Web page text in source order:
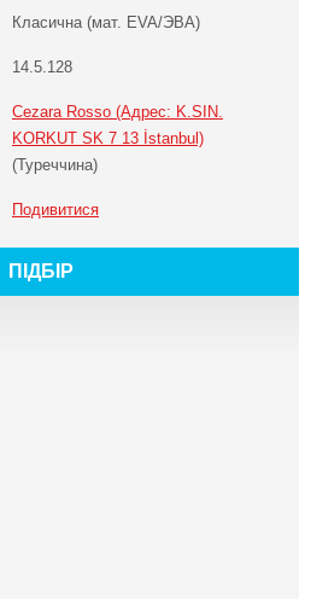
Класична (мат. EVA/ЭВА)
14.5.128
Cezara Rosso (Адрес: K.SIN.
KORKUT SK 7 13 İstanbul)
(Туреччина)
Подивитися
ПІДБІР